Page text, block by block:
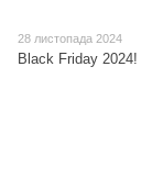
28 листопада 2024
Black Friday 2024!